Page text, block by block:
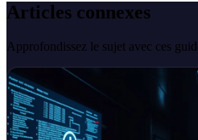
Articles connexes
Approfondissez le sujet avec ces